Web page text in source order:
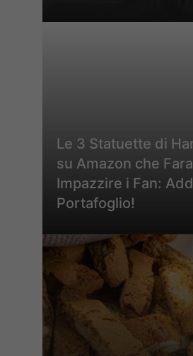
Le 3 Statuette di
su Amazon che
Impazzire i Fan:
Portafoglio!